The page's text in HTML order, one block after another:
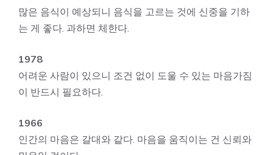
많은 음식이 예상되니 음식을 고르는 것에 신중을 기하
는 게 좋다. 과하면 체한다.
1978
어려운 사람이 있으니 조건 없이 도울 수 있는 마음가짐
이 반드시 필요하다.
1966
인간의 마음은 갈대와 같다. 마음을 움직이는 건 신뢰와